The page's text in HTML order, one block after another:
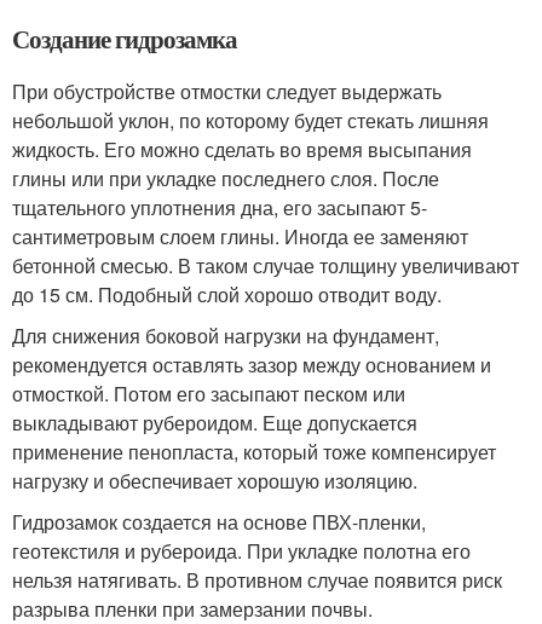
Создание гидрозамка
При обустройстве отмостки следует выдержать
небольшой уклон, по которому будет стекать лишняя
жидкость. Его можно сделать во время высыпания
глины или при укладке последнего слоя. После
тщательного уплотнения дна, его засыпают 5-
сантиметровым слоем глины. Иногда ее заменяют
бетонной смесью. В таком случае толщину увеличивают
до 15 см. Подобный слой хорошо отводит воду.
Для снижения боковой нагрузки на фундамент,
рекомендуется оставлять зазор между основанием и
отмосткой. Потом его засыпают песком или
выкладывают рубероидом. Еще допускается
применение пенопласта, который тоже компенсирует
нагрузку и обеспечивает хорошую изоляцию.
Гидрозамок создается на основе ПВХ-пленки,
геотекстиля и рубероида. При укладке полотна его
нельзя натягивать. В противном случае появится риск
разрыва пленки при замерзании почвы.